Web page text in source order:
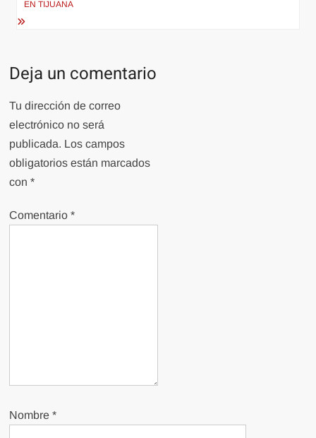
EN TIJUANA
Deja un comentario
Tu dirección de correo
electrónico no será
publicada. Los campos
obligatorios están marcados
con*
Comentario*
Nombre*